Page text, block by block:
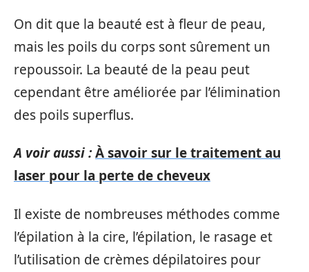
On dit que la beauté est à fleur de peau,
mais les poils du corps sont sûrement un
repoussoir. La beauté de la peau peut
cependant être améliorée par l’élimination
des poils superflus.
A voir aussi :À savoir sur le traitement au
laser pour la perte de cheveux
Il existe de nombreuses méthodes comme
l’épilation à la cire, l’épilation, le rasage et
l’utilisation de crèmes dépilatoires pour